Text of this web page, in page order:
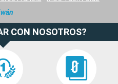
CON NOSOTROS?